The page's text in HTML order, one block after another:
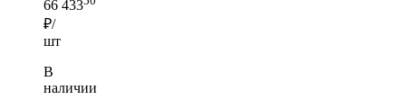
66 433
₽/
шт
В
наличии